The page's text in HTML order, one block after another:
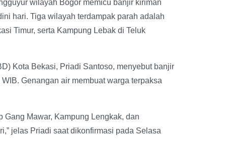
wilayah Bogor memicu banjir kiriman
hari. Tiga wilayah terdampak parah adalah
Timur, serta Kampung Lebak di Teluk
Kota Bekasi, Priadi Santoso, menyebut banjir
Genangan air membuat warga terpaksa
Gang Mawar, Kampung Lengkak, dan
jelas Priadi saat dikonfirmasi pada Selasa